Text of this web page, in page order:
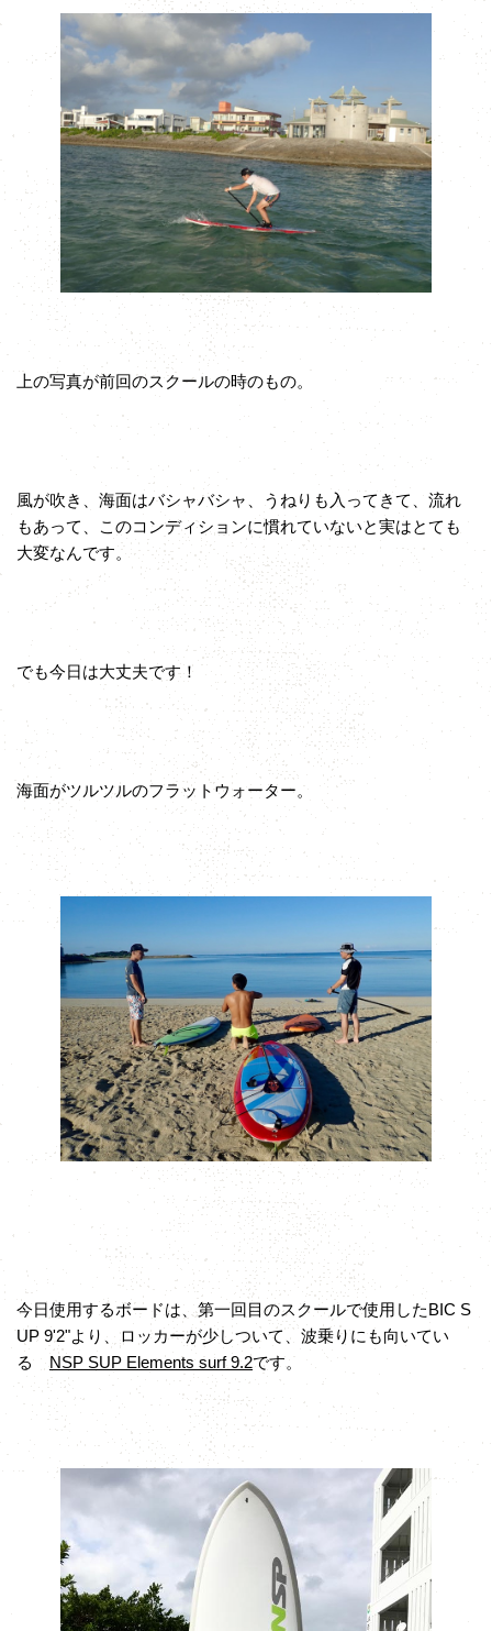
上の写真が前回のスクールの時のもの。
風が吹き、海面はバシャバシャ、うねりも入ってきて、流れ
もあって、このコンディションに慣れていないと実はとても
大変なんです。
でも今日は大丈夫です！
海面がツルツルのフラットウォーター。
今日使用するボードは、第一回目のスクールで使用したBIC S
UP 9'2"より、ロッカーが少しついて、波乗りにも向いてい
るNSP SUP Elements surf 9.2です。